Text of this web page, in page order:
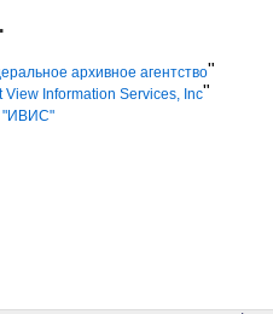
архивное агентство"
View Information Services, Inc"